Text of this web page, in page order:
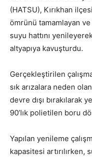
(HATSU), Kırıkhan
ömrünü tamamlayan
suyu hattını
altyapıya kavuşturdu.
Gerçekleştirilen
sık arızalara neden
devre dışı bırakılarak
90’lık polietilen boru
Yapılan yenileme
kapasitesi artırılırken,